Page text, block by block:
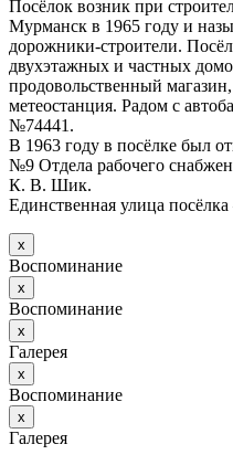
Посёлок возник при
Мурманск в 1965 году и
дорожники-строители.
двухэтажных и частных
продовольственный
метеостанция. Радом с
№74441.
В 1963 году в посёлке был
№9 Отдела рабочего
К. В. Шик.
Единственная улица
х
Воспоминание
х
Воспоминание
х
Галерея
х
Воспоминание
х
Галерея